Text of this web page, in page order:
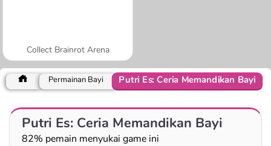
Collect Brainrot Arena
Permainan Bayi Putri Es: Ceria Memandikan Bayi
Putri Es: Ceria Memandikan Bayi
82% pemain menyukai game ini